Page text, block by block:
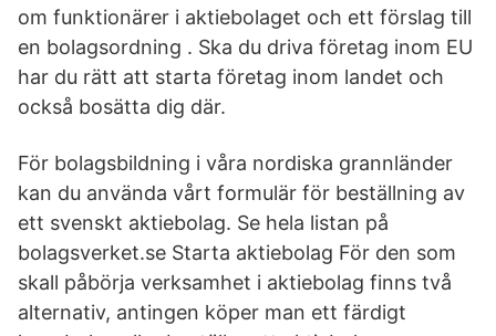
om funktionärer i aktiebolaget och ett förslag till
en bolagsordning . Ska du driva företag inom EU
har du rätt att starta företag inom landet och
också bosätta dig där.
För bolagsbildning i våra nordiska grannländer
kan du använda vårt formulär för beställning av
ett svenskt aktiebolag. Se hela listan på
bolagsverket.se Starta aktiebolag För den som
skall påbörja verksamhet i aktiebolag finns två
alternativ, antingen köper man ett färdigt